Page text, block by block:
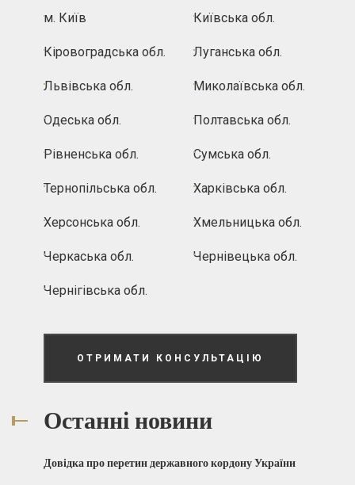
м. Київ Київська обл.
Кіровоградська обл. Луганська обл.
Львівська обл. Миколаївська обл.
Одеська обл. Полтавська обл.
Рівненська обл. Сумська обл.
Тернопільська обл. Харківська обл.
Херсонська обл. Хмельницька обл.
Черкаська обл. Чернівецька обл.
Чернігівська обл.
ОТРИМАТИ КОНСУЛЬТАЦІЮ
Останні новини
Довідка про перетин державного кордону України